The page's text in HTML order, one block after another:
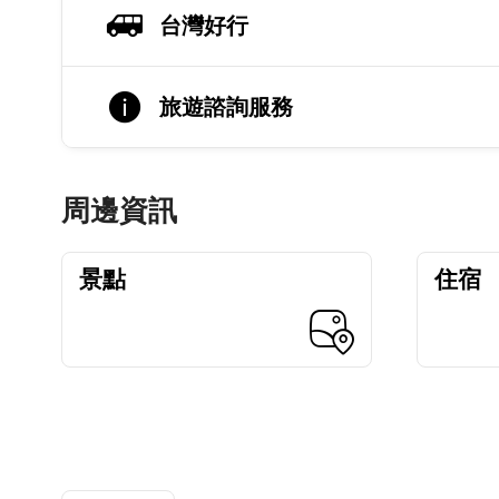
台灣好行
旅遊諮詢服務
周邊資訊
景點 住宿